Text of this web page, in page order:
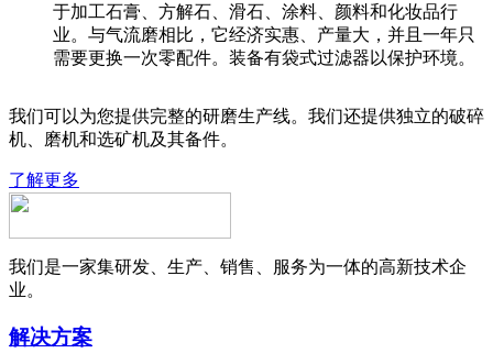
于加工石膏、方解石、滑石、涂料、颜料和化妆品行
业。与气流磨相比，它经济实惠、产量大，并且一年只
需要更换一次零配件。装备有袋式过滤器以保护环境。
我们可以为您提供完整的研磨生产线。我们还提供独立的破碎
机、磨机和选矿机及其备件。
了解更多
我们是一家集研发、生产、销售、服务为一体的高新技术企
业。
解决方案